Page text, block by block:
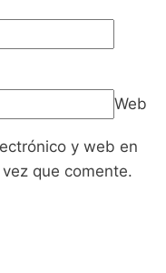
Web
y web en
que comente.